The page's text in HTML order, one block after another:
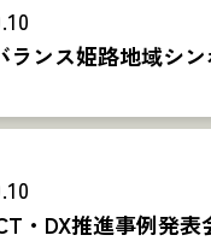
ランス姫路地域シ
・DX推進事例発